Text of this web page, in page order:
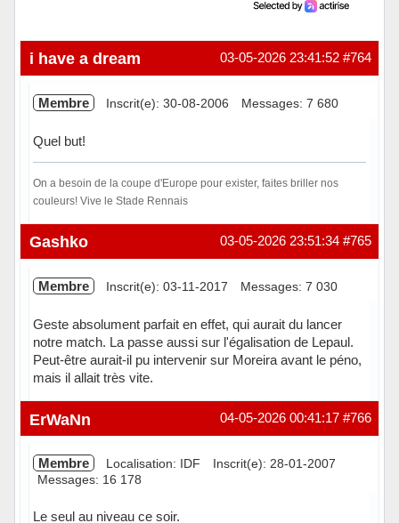
#764
03-05-2026 23:41:52
i have a dream
Membre Inscrit(e): 30-08-2006 Messages: 7 680
Quel but!
On a besoin de la coupe d'Europe pour exister, faites briller nos
couleurs! Vive le Stade Rennais
Hors ligne #765
03-05-2026 23:51:34
Gashko
Membre Inscrit(e): 03-11-2017 Messages: 7 030
Geste absolument parfait en effet, qui aurait du lancer
notre match. La passe aussi sur l'égalisation de Lepaul.
Peut-être aurait-il pu intervenir sur Moreira avant le péno,
mais il allait très vite.
Hors ligne #766
04-05-2026 00:41:17
ErWaNn
Membre Localisation: IDF
Inscrit(e): 28-01-2007
Messages: 16 178
Le seul au niveau ce soir.